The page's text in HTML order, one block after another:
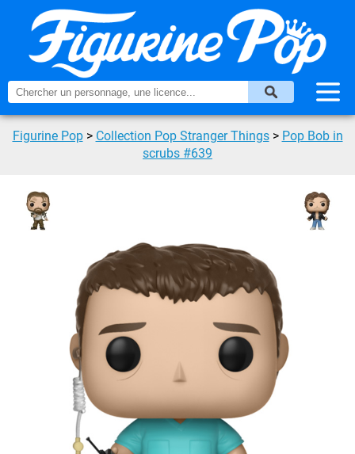
Figurine Pop > Collection Pop Stranger Things > Pop Bob in
scrubs #639